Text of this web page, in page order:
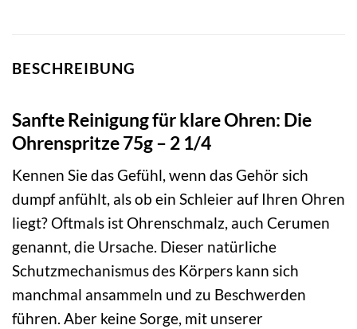
BESCHREIBUNG
Sanfte Reinigung für klare Ohren: Die
Ohrenspritze 75g – 2 1/4
Kennen Sie das Gefühl, wenn das Gehör sich
dumpf anfühlt, als ob ein Schleier auf Ihren Ohren
liegt? Oftmals ist Ohrenschmalz, auch Cerumen
genannt, die Ursache. Dieser natürliche
Schutzmechanismus des Körpers kann sich
manchmal ansammeln und zu Beschwerden
führen. Aber keine Sorge, mit unserer